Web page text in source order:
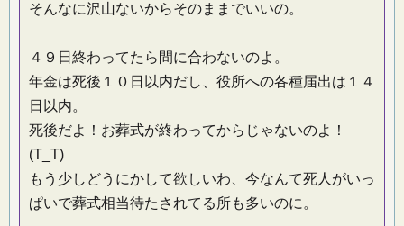
そんなに沢山ないからそのままでいいの。
４９日終わってたら間に合わないのよ。
年金は死後１０日以内だし、役所への各種届出は１４
日以内。
死後だよ！お葬式が終わってからじゃないのよ！
(T_T)
もう少しどうにかして欲しいわ、今なんて死人がいっ
ぱいで葬式相当待たされてる所も多いのに。